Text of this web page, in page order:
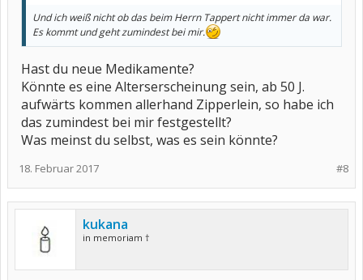
Und ich weiß nicht ob das beim Herrn Tappert nicht immer da war.
Es kommt und geht zumindest bei mir.
Hast du neue Medikamente?
Könnte es eine Alterserscheinung sein, ab 50 J.
aufwärts kommen allerhand Zipperlein, so habe ich
das zumindest bei mir festgestellt?
Was meinst du selbst, was es sein könnte?
#8
18. Februar 2017
kukana
in memoriam †